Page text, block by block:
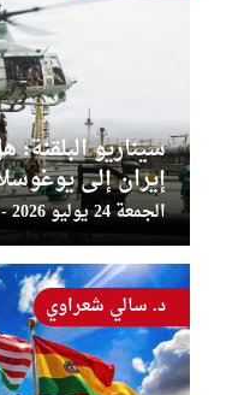
سيناريو
إيران إلى
الجمعة 24 يوليو 2026 - 11:49:32
د. سالي شعراوي